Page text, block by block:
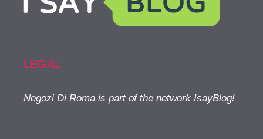
LEGAL
Negozi Di Roma is part of the network IsayBlog!